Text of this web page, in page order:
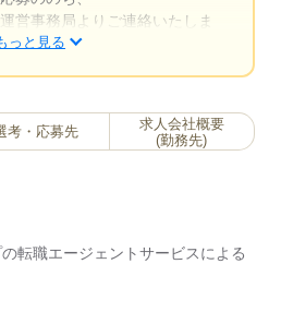
営事務局よりご連絡いたしま
職を専任の
入職まで無料でサポートいた
中からぴったりな求人をご紹
や面接日の調整だけでなく、
期の交渉もサポートします。
っと見る
考・応募先
求人会社概要
(勤務先)
転職エージェントサービスによる